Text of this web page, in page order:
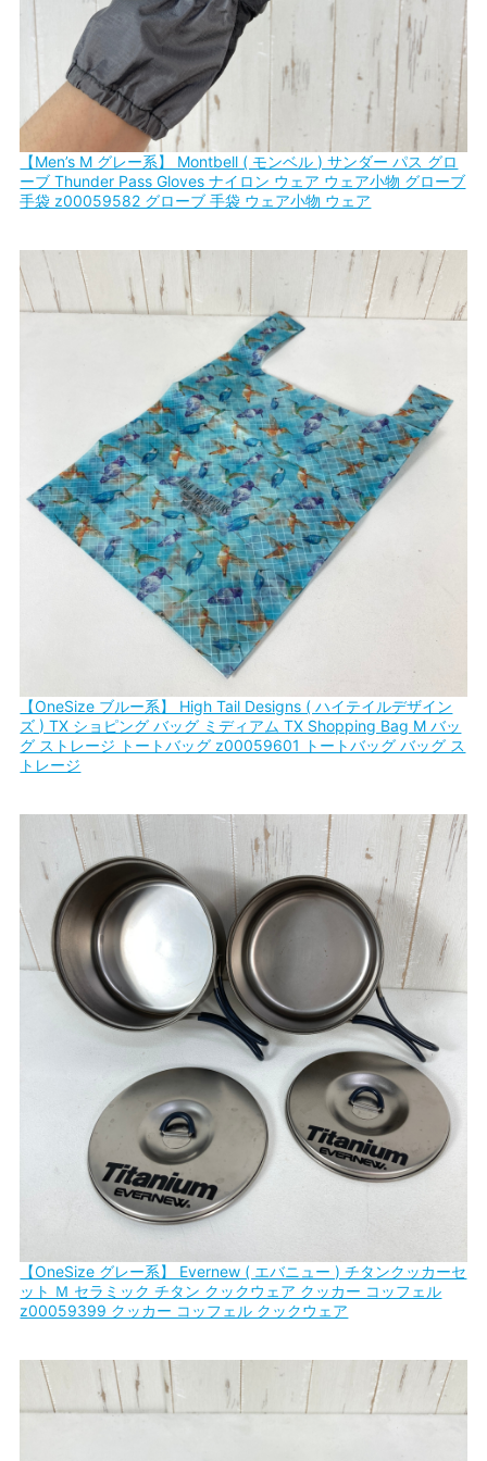
【Men’s M グレー系】 Montbell ( モンベル ) サンダー パス グロ
ーブ Thunder Pass Gloves ナイロン ウェア ウェア小物 グローブ
手袋 z00059582 グローブ 手袋 ウェア小物 ウェア
【OneSize ブルー系】 High Tail Designs ( ハイテイルデザイン
ズ ) TX ショピング バッグ ミディアム TX Shopping Bag M バッ
グ ストレージ トートバッグ z00059601 トートバッグ バッグ ス
トレージ
【OneSize グレー系】 Evernew ( エバニュー ) チタンクッカーセ
ット Ｍ セラミック チタン クックウェア クッカー コッフェル
z00059399 クッカー コッフェル クックウェア